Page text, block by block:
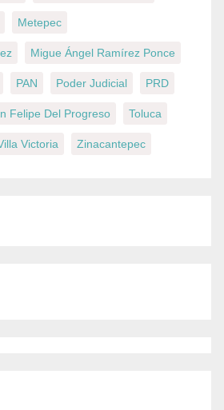
Metepec
Migue Ángel Ramírez Ponce
PAN Poder Judicial PRD
Felipe Del Progreso Toluca
Victoria Zinacantepec